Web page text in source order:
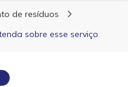
de resíduos
sobre esse serviço